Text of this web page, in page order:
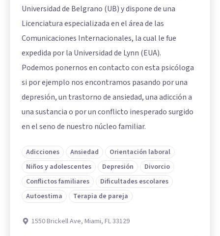
Universidad de Belgrano (UB) y dispone de una
Licenciatura especializada en el área de las
Comunicaciones Internacionales, la cual le fue
expedida por la Universidad de Lynn (EUA).
Podemos ponernos en contacto con esta psicóloga
si por ejemplo nos encontramos pasando por una
depresión, un trastorno de ansiedad, una adicción a
una sustancia o por un conflicto inesperado surgido
en el seno de nuestro núcleo familiar.
Adicciones Ansiedad
Orientación laboral
Niños y adolescentes
Depresión
Divorcio
Conflictos familiares
Dificultades escolares
Autoestima
Terapia de pareja
1550 Brickell Ave, Miami, FL 33129